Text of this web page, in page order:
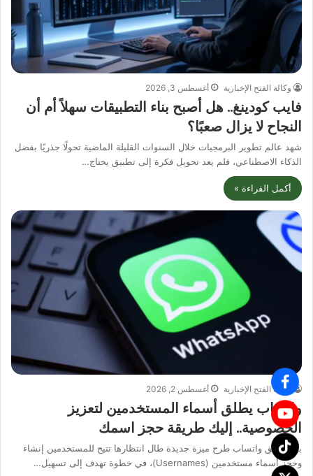
وكالة الفتح الإخبارية أغسطس 3, 2026
فايب كودينغ.. هل أصبح بناء التطبيقات سهلاً أم أن
النجاح لا يزال صعبًا؟
شهد عالم تطوير البرمجيات خلال السنوات القليلة الماضية تحولًا جذريًا بفضل
الذكاء الاصطناعي، فلم يعد تحويل فكرة إلى تطبيق يحتاج…
أكمل القراءة »
وكالة الفتح الإخبارية أغسطس 2, 2026
واتساب يطلق أسماء المستخدمين لتعزيز
الخصوصية.. إليك طريقة حجز اسمك
بدأ تطبيق واتساب طرح ميزة جديدة طال انتظارها تتيح للمستخدمين إنشاء
وحجز أسماء مستخدمين (Usernames)، في خطوة تهدف إلى تسهيل…